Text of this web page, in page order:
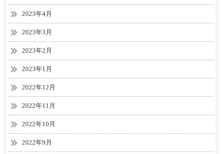
2023年4月
2023年3月
2023年2月
2023年1月
2022年12月
2022年11月
2022年10月
2022年9月